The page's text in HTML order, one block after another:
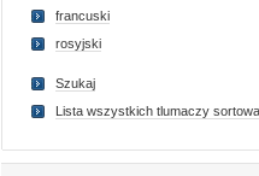
francuski
rosyjski
Szukaj
Lista wszystkich tlumaczy